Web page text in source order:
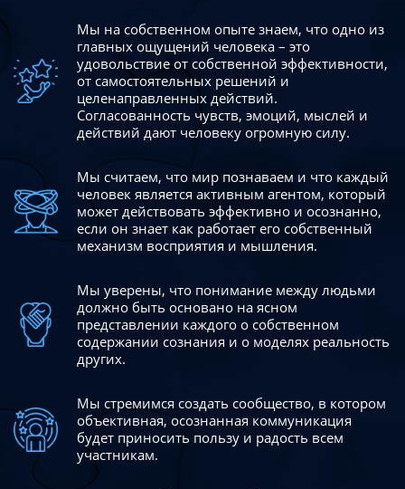
Мы на собственном опыте знаем, что одно из
главных ощущений человека – это
удовольствие от собственной эффективности,
от самостоятельных решений и
целенаправленных действий.
Согласованность чувств, эмоций, мыслей и
действий дают человеку огромную силу.
Мы считаем, что мир познаваем и что каждый
человек является активным агентом, который
может действовать эффективно и осознанно,
если он знает как работает его собственный
механизм восприятия и мышления.
Мы уверены, что понимание между людьми
должно быть основано на ясном
представлении каждого о собственном
содержании сознания и о моделях реальность
других.
Мы стремимся создать сообщество, в котором
объективная, осознанная коммуникация
будет приносить пользу и радость всем
участникам.